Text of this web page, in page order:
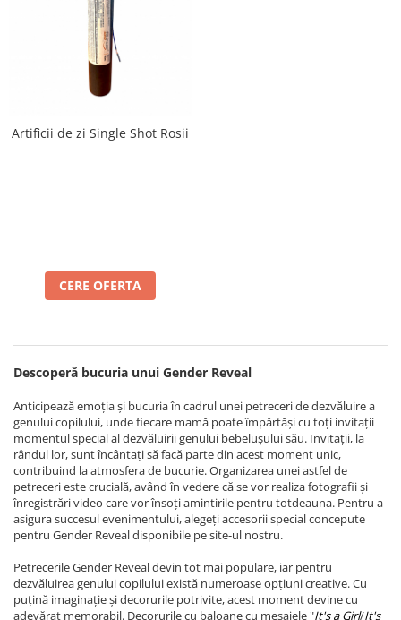
Artificii de zi Single Shot Rosii
CERE OFERTA
Descoperă bucuria unui Gender Reveal
Anticipează emoția și bucuria în cadrul unei petreceri de dezvăluire a
genului copilului, unde fiecare mamă poate împărtăși cu toți invitații
momentul special al dezvăluirii genului bebelușului său. Invitații, la
rândul lor, sunt încântați să facă parte din acest moment unic,
contribuind la atmosfera de bucurie. Organizarea unei astfel de
petreceri este crucială, având în vedere că se vor realiza fotografii și
înregistrări video care vor însoți amintirile pentru totdeauna. Pentru a
asigura succesul evenimentului, alegeți accesorii special concepute
pentru Gender Reveal disponibile pe site-ul nostru.
Petrecerile Gender Reveal devin tot mai populare, iar pentru
dezvăluirea genului copilului există numeroase opțiuni creative. Cu
puțină imaginație și decorurile potrivite, acest moment devine cu
adevărat memorabil. Decorurile cu baloane cu mesajele "It's a Girl/It's